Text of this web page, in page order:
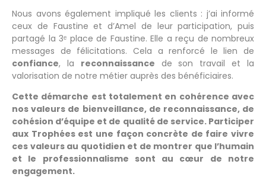
Nous avons également impliqué les clients : j’ai informé
ceux de Faustine et d’Amel de leur participation, puis
partagé la 3ᵉ place de Faustine. Elle a reçu de nombreux
messages de félicitations. Cela a renforcé le lien de
confiance, la reconnaissance de son travail et la
valorisation de notre métier auprès des bénéficiaires.
Cette démarche est totalement en cohérence avec
nos valeurs de bienveillance, de reconnaissance, de
cohésion d’équipe et de qualité de service. Participer
aux Trophées est une façon concrète de faire vivre
ces valeurs au quotidien et de montrer que l’humain
et le professionnalisme sont au cœur de notre
engagement.